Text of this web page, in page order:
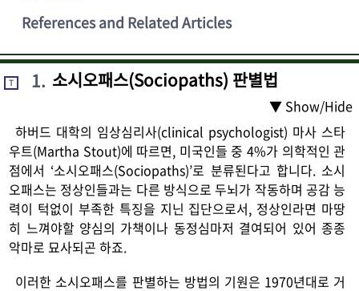
References and Related Articles
T 1. 소시오패스(Sociopaths) 판별법
▼ Show/Hide
하버드 대학의 임상심리사(clinical psychologist) 마사 스타
우트(Martha Stout)에 따르면, 미국인들 중 4%가 의학적인 관
점에서 ‘소시오패스(Sociopaths)’로 분류된다고 합니다. 소시
오패스는 정상인들과는 다른 방식으로 두뇌가 작동하며 공감 능
력이 턱없이 부족한 특징을 지닌 집단으로서, 정상인라면 마땅
히 느껴야할 양심의 가책이나 동정심마저 결여되어 있어 종종
악마로 묘사되곤 하죠.
이러한 소시오패스를 판별하는 방법의 기원은 1970년대로 거